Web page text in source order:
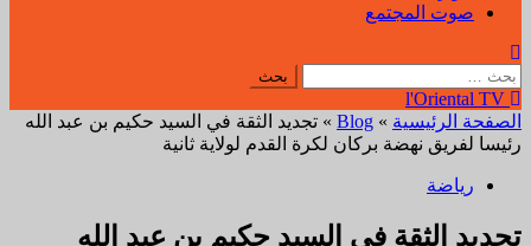
صوت المجتمع
البحث
عن:
الصفحة الرئيسية »
Blog
» تجديد الثقة في السيد حكيم بن عبد الله
رئيسا لفريق نهضة بركان لكرة القدم لولاية ثانية
رياضة
تجديد الثقة في السيد حكيم بن عبد الله